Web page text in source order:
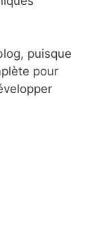
puisque
pour